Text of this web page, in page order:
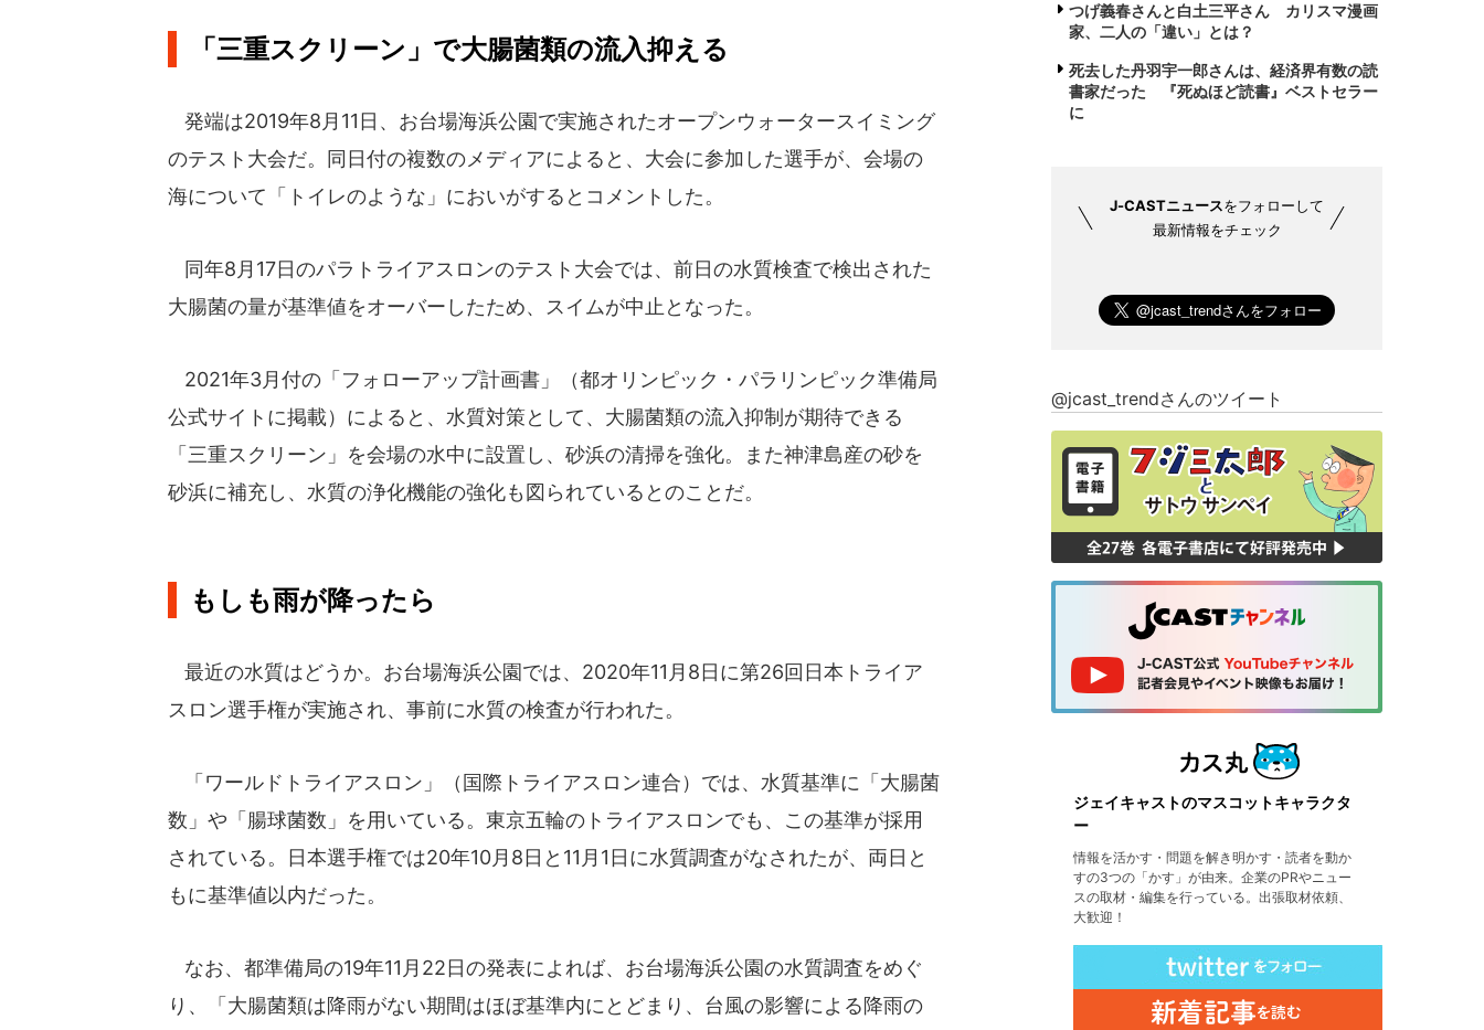
「三重スクリーン」で大腸菌類の流入抑える
発端は2019年8月11日、お台場海浜公園で実施されたオープンウォータースイミング
のテスト大会だ。同日付の複数のメディアによると、大会に参加した選手が、会場の
海について「トイレのような」においがするとコメントした。
同年8月17日のパラトライアスロンのテスト大会では、前日の水質検査で検出された
大腸菌の量が基準値をオーバーしたため、スイムが中止となった。
2021年3月付の「フォローアップ計画書」（都オリンピック・パラリンピック準備局
公式サイトに掲載）によると、水質対策として、大腸菌類の流入抑制が期待できる
「三重スクリーン」を会場の水中に設置し、砂浜の清掃を強化。また神津島産の砂を
砂浜に補充し、水質の浄化機能の強化も図られているとのことだ。
もしも雨が降ったら
最近の水質はどうか。お台場海浜公園では、2020年11月8日に第26回日本トライア
スロン選手権が実施され、事前に水質の検査が行われた。
「ワールドトライアスロン」（国際トライアスロン連合）では、水質基準に「大腸菌
数」や「腸球菌数」を用いている。東京五輪のトライアスロンでも、この基準が採用
されている。日本選手権では20年10月8日と11月1日に水質調査がなされたが、両日と
もに基準値以内だった。
なお、都準備局の19年11月22日の発表によれば、お台場海浜公園の水質調査をめぐ
り、「大腸菌類は降雨がない期間はほぼ基準内にとどまり、台風の影響による降雨の
つげ義春さんと白土三平さん カリスマ漫画
家、二人の「違い」とは？
死去した丹羽宇一郎さんは、経済界有数の読
書家だった 『死ぬほど読書』ベストセラー
に
J-CASTニュースをフォローして
最新情報をチェック
@jcast_trendさんのツイート
ジェイキャストのマスコットキャラクタ
ー
情報を活かす・問題を解き明かす・読者を動か
すの3つの「かす」が由来。企業のPRやニュー
スの取材・編集を行っている。出張取材依頼、
大歓迎！